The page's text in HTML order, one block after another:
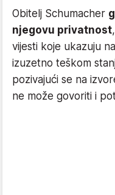
Obitelj Schumacher
njegovu privatnost
vijesti koje ukazuju
izuzetno teškom
pozivajući se na
ne može govoriti i